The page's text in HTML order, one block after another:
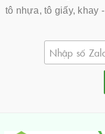
tô nhựa, tô giấy, khay